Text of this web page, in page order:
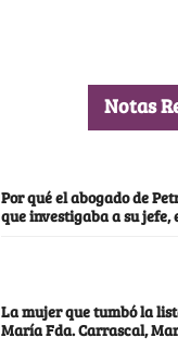
Notas
Por qué el abogado de
que investigaba a su jefe,
La mujer que tumbó la
María Fda. Carrascal,